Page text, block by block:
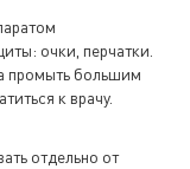
очки, перчатки.
промыть большим
к врачу.
отдельно от